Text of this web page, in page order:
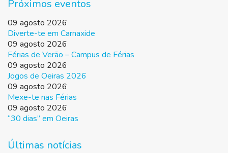
Próximos eventos
09 agosto 2026
Diverte-te em Carnaxide
09 agosto 2026
Férias de Verão – Campus de Férias
09 agosto 2026
Jogos de Oeiras 2026
09 agosto 2026
Mexe-te nas Férias
09 agosto 2026
“30 dias” em Oeiras
Últimas notícias